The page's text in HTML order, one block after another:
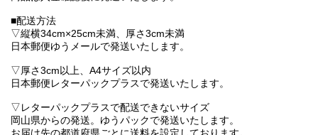
■配送方法
▽縦横34cm×25cm未満、厚さ3cm未満
日本郵便ゆうメールで発送いたします。
▽厚さ3cm以上、A4サイズ以内
日本郵便レターパックプラスで発送いたします。
▽レターパックプラスで配送できないサイズ
岡山県からの発送。ゆうパックで発送いたします。